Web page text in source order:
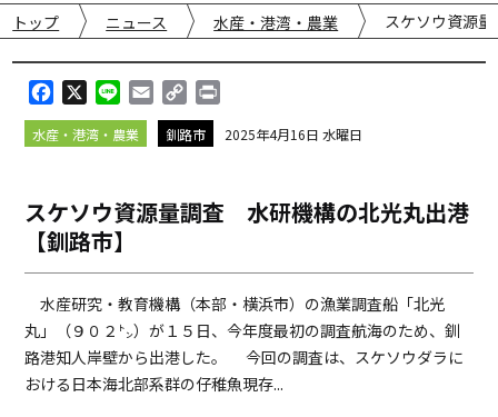
トップ ニュース 水産・港湾・農業 スケソウ資源
a
c
o
o
i
n
m
a
o
p
i
i
水産・港湾・農業 釧路市 2025年4月16日 水曜日
スケソウ資源量調査 水研機構の北光丸出港
【釧路市】
水産研究・教育機構（本部・横浜市）の漁業調査船「北光
丸」（９０２㌧）が１５日、今年度最初の調査航海のため、釧
路港知人岸壁から出港した。 今回の調査は、スケソウダラに
おける日本海北部系群の仔稚魚現存...